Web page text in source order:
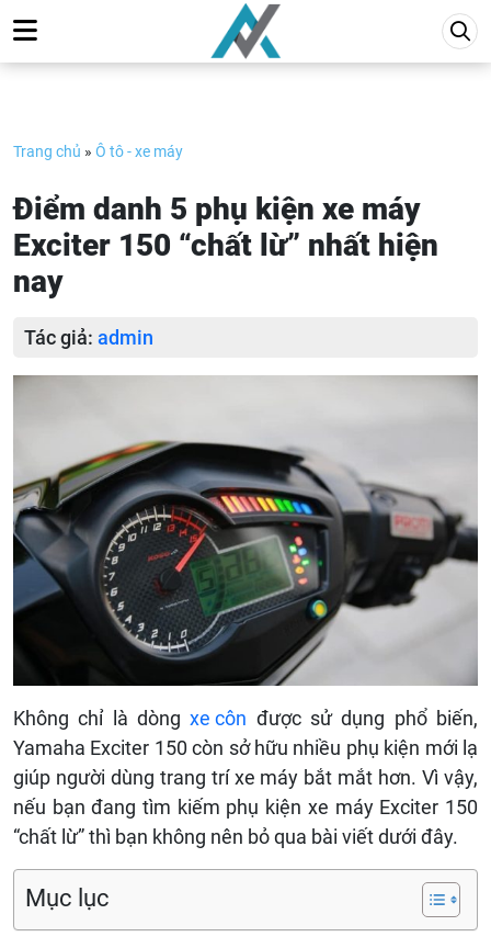
to
content
Trang chủ » Ô tô - xe máy
Điểm danh 5 phụ kiện xe máy
Exciter 150 “chất lừ” nhất hiện
nay
Tác giả: admin
Không chỉ là dòngxe côn được sử dụng phổ biến,
Yamaha Exciter 150 còn sở hữu nhiều phụ kiện mới lạ
giúp người dùng trang trí xe máy bắt mắt hơn. Vì vậy,
nếu bạn đang tìm kiếm phụ kiện xe máy Exciter 150
“chất lừ” thì bạn không nên bỏ qua bài viết dưới đây.
Mục lục